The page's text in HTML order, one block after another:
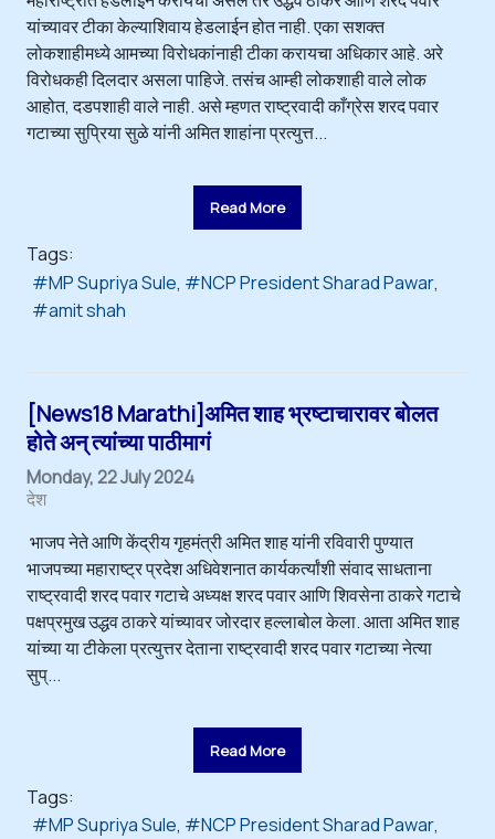
यांच्यावर टीका केल्याशिवाय हेडलाईन होत नाही. एका सशक्त
लोकशाहीमध्ये आमच्या विरोधकांनाही टीका करायचा अधिकार आहे. अरे
विरोधकही दिलदार असला पाहिजे. तसंच आम्ही लोकशाही वाले लोक
आहोत, दडपशाही वाले नाही. असे म्हणत राष्ट्रवादी काँग्रेस शरद पवार
गटाच्या सुप्रिया सुळे यांनी अमित शाहांना प्रत्युत्त...
Read More
Tags:
MP Supriya Sule
NCP President Sharad Pawar
amit shah
[News18 Marathi]अमित शाह भ्रष्टाचारावर बोलत
होते अन् त्यांच्या पाठीमागं
Monday, 22 July 2024
देश
भाजप नेते आणि केंद्रीय गृहमंत्री अमित शाह यांनी रविवारी पुण्यात
भाजपच्या महाराष्ट्र प्रदेश अधिवेशनात कार्यकर्त्यांशी संवाद साधताना
राष्ट्रवादी शरद पवार गटाचे अध्यक्ष शरद पवार आणि शिवसेना ठाकरे गटाचे
पक्षप्रमुख उद्धव ठाकरे यांच्यावर जोरदार हल्लाबोल केला. आता अमित शाह
यांच्या या टीकेला प्रत्युत्तर देताना राष्ट्रवादी शरद पवार गटाच्या नेत्या
सुप्...
Read More
Tags:
MP Supriya Sule
NCP President Sharad Pawar